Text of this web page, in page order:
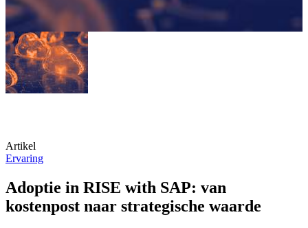
Artikel
Ervaring
Adoptie in RISE with SAP: van
kostenpost naar strategische waarde